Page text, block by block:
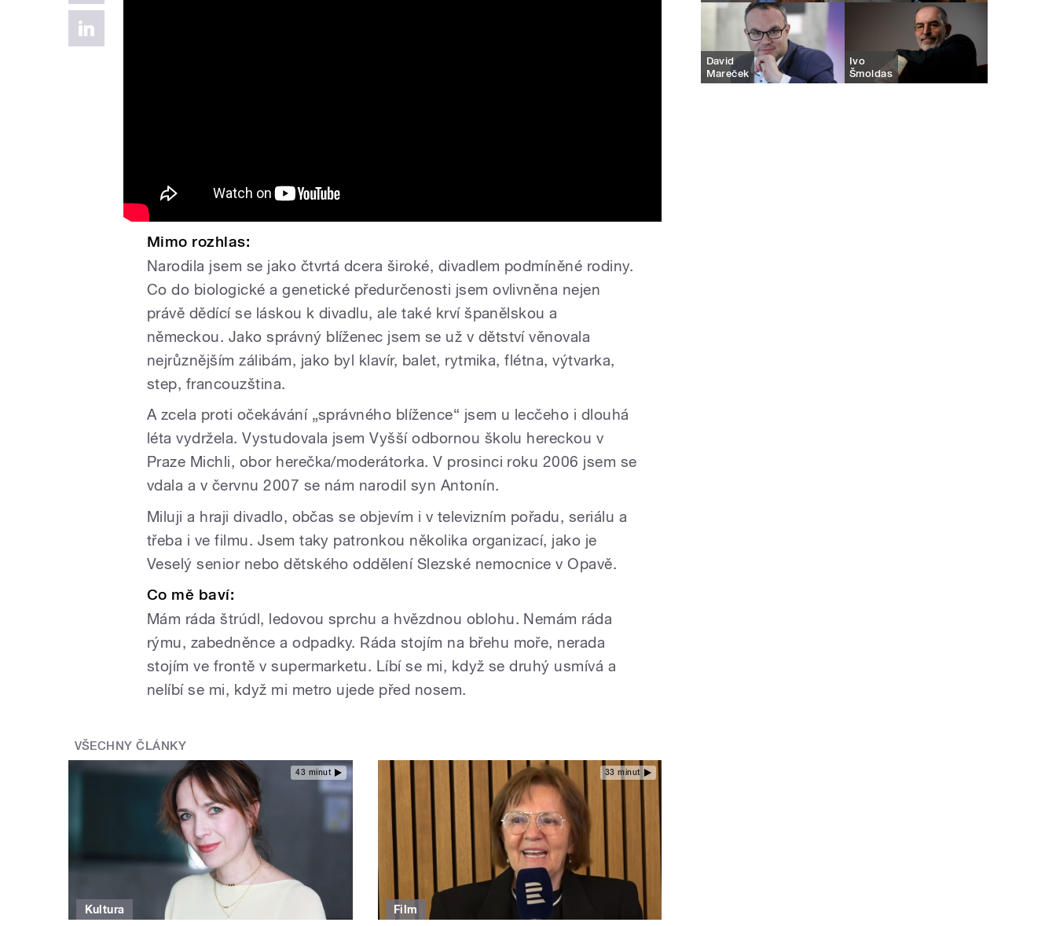
Mimo rozhlas:
Narodila jsem se jako čtvrtá dcera široké, divadlem podmíněné rodiny.
Co do biologické a genetické předurčenosti jsem ovlivněna nejen
právě dědící se láskou k divadlu, ale také krví španělskou a
německou. Jako správný blíženec jsem se už v dětství věnovala
nejrůznějším zálibám, jako byl klavír, balet, rytmika, flétna, výtvarka,
step, francouzština.
A zcela proti očekávání „správného blížence“ jsem u lecčeho i dlouhá
léta vydržela. Vystudovala jsem Vyšší odbornou školu hereckou v
Praze Michli, obor herečka/moderátorka. V prosinci roku 2006 jsem se
vdala a v červnu 2007 se nám narodil syn Antonín.
Miluji a hraji divadlo, občas se objevím i v televizním pořadu, seriálu a
třeba i ve filmu. Jsem taky patronkou několika organizací, jako je
Veselý senior nebo dětského oddělení Slezské nemocnice v Opavě.
Co mě baví:
Mám ráda štrúdl, ledovou sprchu a hvězdnou oblohu. Nemám ráda
rýmu, zabedněnce a odpadky. Ráda stojím na břehu moře, nerada
stojím ve frontě v supermarketu. Líbí se mi, když se druhý usmívá a
nelíbí se mi, když mi metro ujede před nosem.
VŠECHNY ČLÁNKY
43 minut
Kultura
33 minut
Film
David
Mareček
Ivo
Šmoldas